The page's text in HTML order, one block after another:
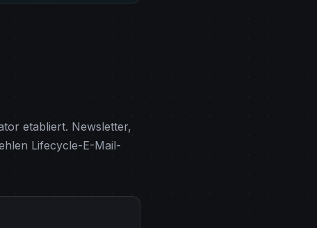
etabliert. Newsletter,
Lifecycle-E-Mail-